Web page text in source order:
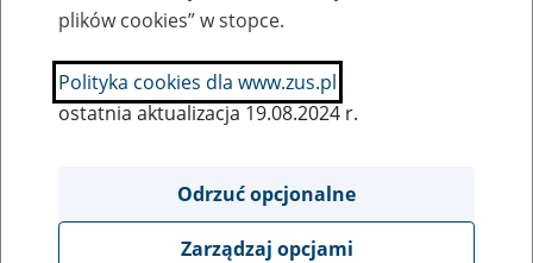
SZUKAJ
Ukryj wszystkie pozycje bazy
plików cookies” w stopce.
Polityka cookies dla www.zus.pl
ostatnia aktualizacja 19.08.2024 r.
Odrzuć opcjonalne
Zarządzaj opcjami